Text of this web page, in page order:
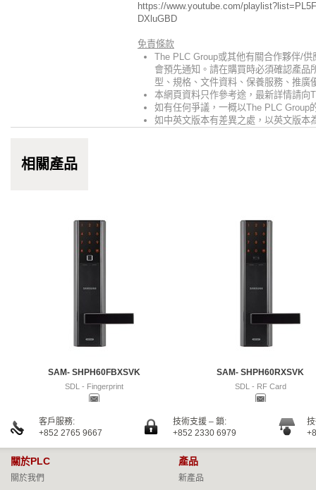
https://www.youtube.com/
DXluGBD
免責條款
The PLC Group或其他有關合作夥伴/
會預先通知。請在購買時必須確認產品
型、規格、文件資料、保養服務、推廣
本網頁資料只作參考途，最新詳情請向
如有任何爭議，一概以The PLC Group
如中英文版本有差異之處，以英文版本
相關產品
SAM- SHPH60FBXSVK
SDL - Fingerprint
SAM- SHPH60RXSVK
SDL - RF Card
客戶服務:
+852 2765 9667
技術支援 – 鎖:
+852 2330 6979
關於PLC
關於我們
產品
新產品